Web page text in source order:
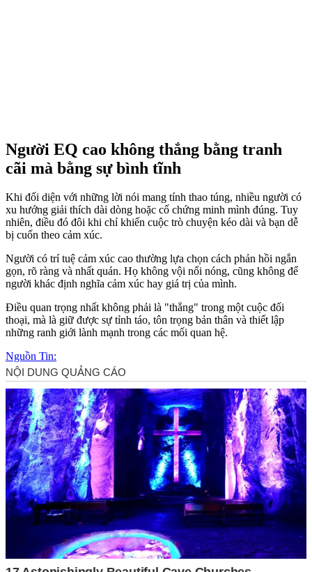
Người EQ cao không thắng bằng tranh
cãi mà bằng sự bình tĩnh
Khi đối diện với những lời nói mang tính thao túng, nhiều người có
xu hướng giải thích dài dòng hoặc cố chứng minh mình đúng. Tuy
nhiên, điều đó đôi khi chỉ khiến cuộc trò chuyện kéo dài và bạn dễ
bị cuốn theo cảm xúc.
Người có trí tuệ cảm xúc cao thường lựa chọn cách phản hồi ngắn
gọn, rõ ràng và nhất quán. Họ không vội nổi nóng, cũng không để
người khác định nghĩa cảm xúc hay giá trị của mình.
Điều quan trọng nhất không phải là "thắng" trong một cuộc đối
thoại, mà là giữ được sự tỉnh táo, tôn trọng bản thân và thiết lập
những ranh giới lành mạnh trong các mối quan hệ.
Nguồn Tin: